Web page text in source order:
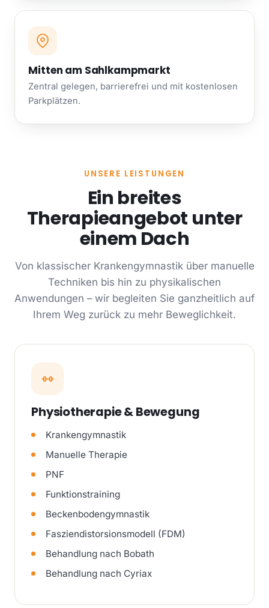
Mitten am Sahlkampmarkt
Zentral gelegen, barrierefrei und mit kostenlosen
Parkplätzen.
UNSERE LEISTUNGEN
Ein breites
Therapieangebot unter
einem Dach
Von klassischer Krankengymnastik über manuelle
Techniken bis hin zu physikalischen
Anwendungen – wir begleiten Sie ganzheitlich auf
Ihrem Weg zurück zu mehr Beweglichkeit.
Physiotherapie & Bewegung
Krankengymnastik
Manuelle Therapie
PNF
Funktionstraining
Beckenbodengymnastik
Fasziendistorsionsmodell (FDM)
Behandlung nach Bobath
Behandlung nach Cyriax